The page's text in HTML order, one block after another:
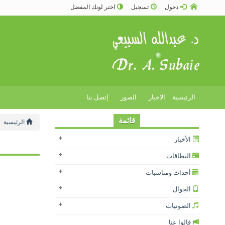
دخول تسجيل اختر لونك المفضل
الرئيسية الاخبار الصور إتصل بنا
قائمة
الأخبار
البطاقات
أحداث ومناسبات
الجوال
الصوتيات
قالوا عنا
الرئيسية